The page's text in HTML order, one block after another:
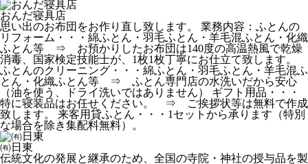
おんだ寝具店
思い出のお布団をお作り直し致します。 業務内容：ふとんの
リフォーム・・・綿ふとん・羽毛ふとん・羊毛混ふとん・化織
ふとん等 ⇒ お預かりしたお布団は140度の高温熱風で乾燥
消毒、国家検定技能士が、1枚1枚丁寧にお仕立て致します。
ふとんのクリーニング・・・綿ふとん・羽毛ふとん・羊毛混ふ
とん・化織ふとん等 ⇒ ふとん専門店の水洗いだから安心
（油を使う、ドライ洗いではありません） ギフト用品・・・
特に寝装品はお任せください。 ⇒ ご挨拶状等は無料で作成
致します。 来客用貸ふとん・・・1セットから承ります（特別
な場合を除き集配料無料）。
㈲日東
伝統文化の発展と継承のため、全国の寺院・神社の授与品を製